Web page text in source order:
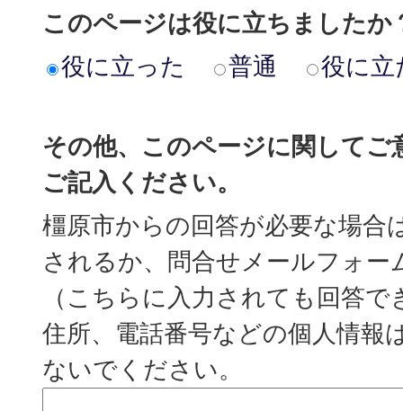
このページは役に立ちましたか
役に立った
普通 役に立
その他、このページに関してご
ご記入ください。
橿原市からの回答が必要な場合
されるか、問合せメールフォー
（こちらに入力されても回答
住所、電話番号などの個人情報
ないでください。